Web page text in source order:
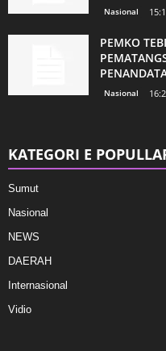
Nasional
PEMKO
Nasional
KATEGORI E
Sumut
Nasional
NEWS
DAERAH
Internasional
Vidio